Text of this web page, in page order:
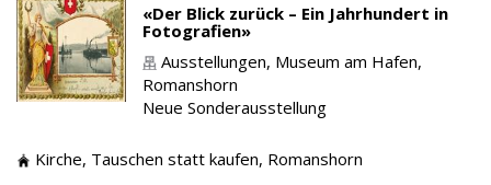
«Der Blick zurück – Ein Jahrhundert in
Fotografien»
Ausstellungen, Museum am Hafen,
Romanshorn
Neue Sonderausstellung
Kirche, Tauschen statt kaufen, Romanshorn